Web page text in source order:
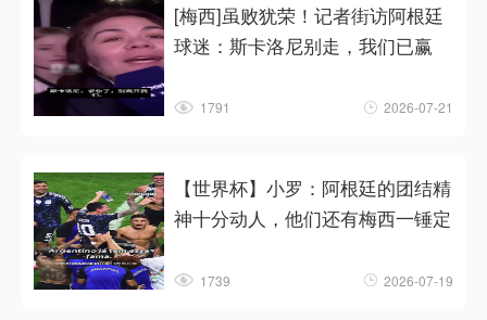
[梅西]虽败犹荣！记者街访阿根廷
球迷：斯卡洛尼别走，我们已赢
1791 2026-07-21
【世界杯】小罗：阿根廷的团结精
神十分动人，他们还有梅西一锤定
1739 2026-07-19